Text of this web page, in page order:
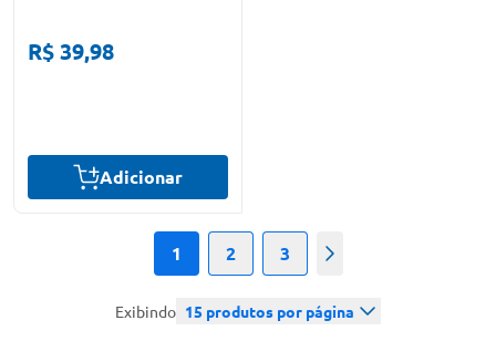
R$ 39,98
Adicionar
1 2 3 Próximo
Exibindo 15 produtos por página